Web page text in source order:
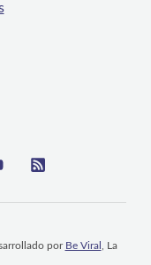
por Be Viral , La